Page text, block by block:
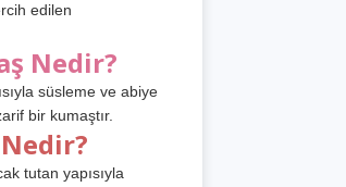
edilen
Nedir?
süsleme ve abiye
bir kumaştır.
tutan yapısıyla